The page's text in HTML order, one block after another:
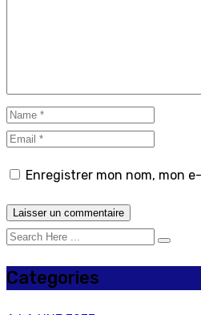
Enregistrer mon nom, mon
Categories